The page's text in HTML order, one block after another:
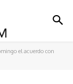
el acuerdo con